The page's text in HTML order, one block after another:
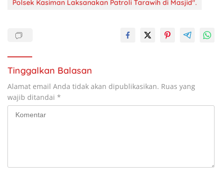
Polsek Kasiman Laksanakan Patroli Tarawih di Masjid".
Tinggalkan Balasan
Alamat email Anda tidak akan dipublikasikan. Ruas yang
wajib ditandai *